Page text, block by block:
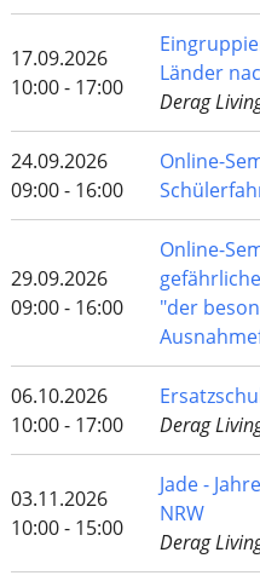
17.09.2026
10:00 - 17:00
Länder
Derag
24.09.2026
09:00 - 16:00
Online-
29.09.2026
09:00 - 16:00
Online-
"der
06.10.2026
10:00 - 17:00
Derag
03.11.2026
10:00 - 15:00
Jade -
NRW
Derag